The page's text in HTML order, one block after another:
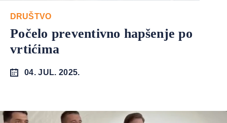
DRUŠTVO
Počelo preventivno hapšenje po
vrtićima
04. JUL. 2025.